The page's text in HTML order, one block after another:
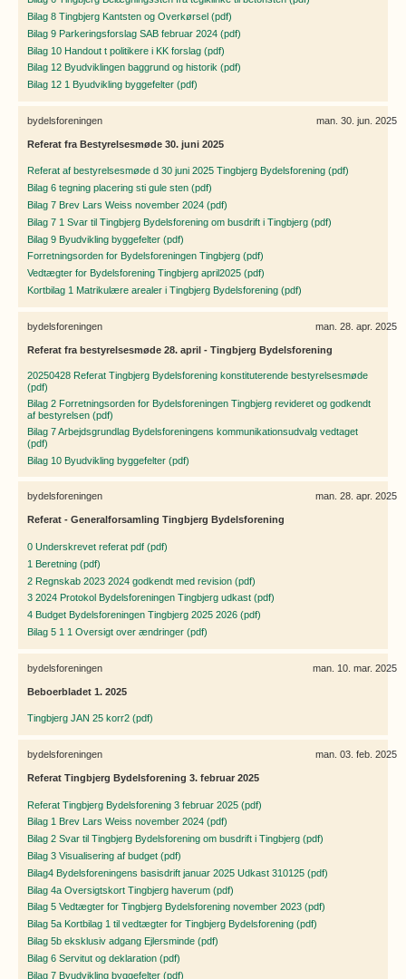
Bilag 8 Tingbjerg Kantsten og Overkørsel (pdf)
Bilag 9 Parkeringsforslag SAB februar 2024 (pdf)
Bilag 10 Handout t politikere i KK forslag (pdf)
Bilag 12 Byudviklingen baggrund og historik (pdf)
Bilag 12 1 Byudvikling byggefelter (pdf)
man. 30. jun. 2025
bydelsforeningen
Referat fra Bestyrelsesmøde 30. juni 2025
Referat af bestyrelsesmøde d 30 juni 2025 Tingbjerg Bydelsforening (pdf)
Bilag 6 tegning placering sti gule sten (pdf)
Bilag 7 Brev Lars Weiss november 2024 (pdf)
Bilag 7 1 Svar til Tingbjerg Bydelsforening om busdrift i Tingbjerg (pdf)
Bilag 9 Byudvikling byggefelter (pdf)
Forretningsorden for Bydelsforeningen Tingbjerg (pdf)
Vedtægter for Bydelsforening Tingbjerg april2025 (pdf)
Kortbilag 1 Matrikulære arealer i Tingbjerg Bydelsforening (pdf)
man. 28. apr. 2025
bydelsforeningen
Referat fra bestyrelsesmøde 28. april - Tingbjerg Bydelsforening
20250428 Referat Tingbjerg Bydelsforening konstituterende bestyrelsesmøde
(pdf)
Bilag 2 Forretningsorden for Bydelsforeningen Tingbjerg revideret og godkendt
af bestyrelsen (pdf)
Bilag 7 Arbejdsgrundlag Bydelsforeningens kommunikationsudvalg vedtaget
(pdf)
Bilag 10 Byudvikling byggefelter (pdf)
man. 28. apr. 2025
bydelsforeningen
Referat - Generalforsamling Tingbjerg Bydelsforening
0 Underskrevet referat pdf (pdf)
1 Beretning (pdf)
2 Regnskab 2023 2024 godkendt med revision (pdf)
3 2024 Protokol Bydelsforeningen Tingbjerg udkast (pdf)
4 Budget Bydelsforeningen Tingbjerg 2025 2026 (pdf)
Bilag 5 1 1 Oversigt over ændringer (pdf)
man. 10. mar. 2025
bydelsforeningen
Beboerbladet 1. 2025
Tingbjerg JAN 25 korr2 (pdf)
man. 03. feb. 2025
bydelsforeningen
Referat Tingbjerg Bydelsforening 3. februar 2025
Referat Tingbjerg Bydelsforening 3 februar 2025 (pdf)
Bilag 1 Brev Lars Weiss november 2024 (pdf)
Bilag 2 Svar til Tingbjerg Bydelsforening om busdrift i Tingbjerg (pdf)
Bilag 3 Visualisering af budget (pdf)
Bilag4 Bydelsforeningens basisdrift januar 2025 Udkast 310125 (pdf)
Bilag 4a Oversigtskort Tingbjerg haverum (pdf)
Bilag 5 Vedtægter for Tingbjerg Bydelsforening november 2023 (pdf)
Bilag 5a Kortbilag 1 til vedtægter for Tingbjerg Bydelsforening (pdf)
Bilag 5b eksklusiv adgang Ejlersminde (pdf)
Bilag 6 Servitut og deklaration (pdf)
Bilag 7 Byudvikling byggefelter (pdf)